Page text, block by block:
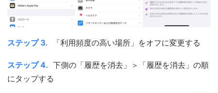
ステップ 3. 「利用頻度の高い場所」をオフに変更する
ステップ 4. 下側の「履歴を消去」＞「履歴を消去」の順
にタップする